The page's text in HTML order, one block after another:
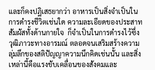
และก็คงปฏิเสธยากว่า อาหารเป็นสิ่งจำเป็นใน
การดำรงชีวิตเช่นใด ความละเอียดของประสาท
สัมผัสทั้งด้านกายใจ  ก็จำเป็นในการดำรงไว้ซึ่ง
วุฒิภาวะทางอารมณ์ ตลอดจนเสริมสร้างความ
ลุ่มลึกของสติปัญญาความนึกคิดเช่นนั้น และสิ่ง
เหล่านี้คือแรงขับเคลื่อนของสังคมและ